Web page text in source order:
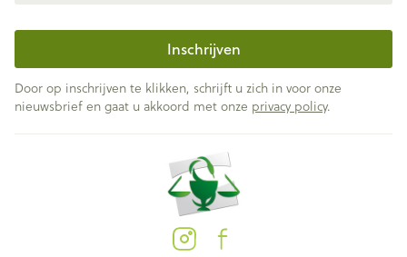
Inschrijven
Door op inschrijven te klikken, schrijft u zich in voor onze
nieuwsbrief en gaat u akkoord met onze privacy policy.